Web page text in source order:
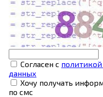
Согласен с
данных
Хочу получать
по смс